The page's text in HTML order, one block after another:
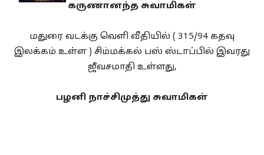
கருணானந்த சுவாமிகள்
மதுரை வடக்கு வெளி வீதியில் ( 315/94 கதவு
இலக்கம் உள்ள ) சிம்மக்கல் பஸ் ஸ்டாப்பில் இவரது
ஜீவசமாதி உள்ளது,
பழனி நாச்சிமுத்து சுவாமிகள்